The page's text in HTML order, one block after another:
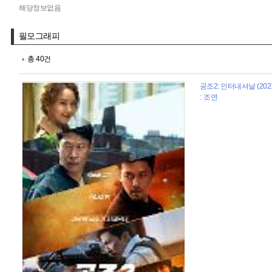
해당정보없음
필모그래피
총 40건
공조2: 인터내셔날
: 조연